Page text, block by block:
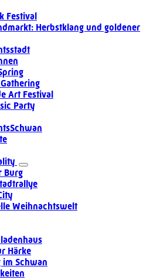
Festival
Herbstklang und goldener
Art Festival
Party
Burg
Weihnachtswelt
Härke
im Schwan